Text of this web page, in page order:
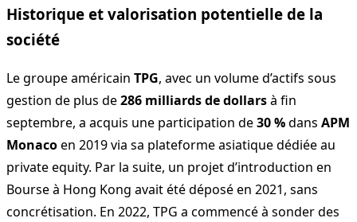
Historique et valorisation potentielle de la
société
Le groupe américain TPG, avec un volume d’actifs sous
gestion de plus de286 milliards de dollarsà fin
septembre, a acquis une participation de30 %dans APM
Monacoen 2019 via sa plateforme asiatique dédiée au
private equity. Par la suite, un projet d’introduction en
Bourse à Hong Kong avait été déposé en 2021, sans
concrétisation. En 2022, TPG a commencé à sonder des